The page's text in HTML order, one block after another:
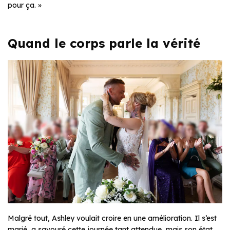
pour ça. »
Quand le corps parle la vérité
Malgré tout, Ashley voulait croire en une amélioration. Il s’est